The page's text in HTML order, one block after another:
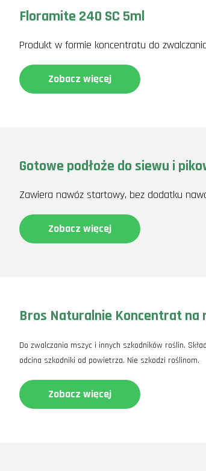
Floramite 240 SC 5ml
Produkt w formie koncentratu do
Zobacz więcej
Gotowe podłoże do siewu i
Zawiera nawóz startowy, bez dodatku
Zobacz więcej
Bros Naturalnie Koncentrat na
Do zwalczania mszyc i innych szkodników roślin.
odcina szkodniki od powietrza. Nie szkodzi roślinom.
Zobacz więcej